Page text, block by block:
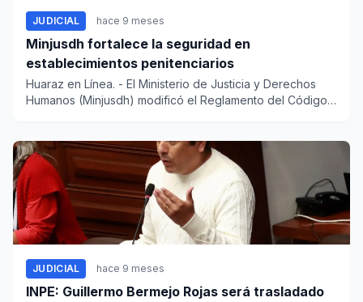
JUDICIAL hace 9 meses
Minjusdh fortalece la seguridad en
establecimientos penitenciarios
Huaraz en Línea. - El Ministerio de Justicia y Derechos
Humanos (Minjusdh) modificó el Reglamento del Código
JUDICIAL hace 9 meses
INPE: Guillermo Bermejo Rojas será trasladado